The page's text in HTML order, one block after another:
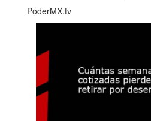
PoderMX.tv